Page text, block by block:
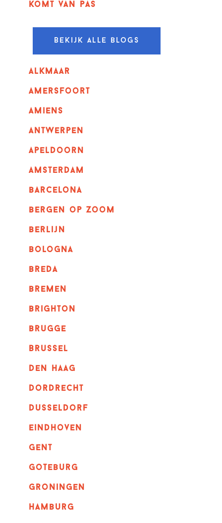
komt van pas
Bekijk alle blogs
alkmaar
amersfoort
amiens
Antwerpen
apeldoorn
Amsterdam
barcelona
bergen op zoom
berlijn
bologna
breda
bremen
brighton
brugge
Brussel
Den haag
dordrecht
dusseldorf
eindhoven
GENT
goteburg
groningen
hamburg